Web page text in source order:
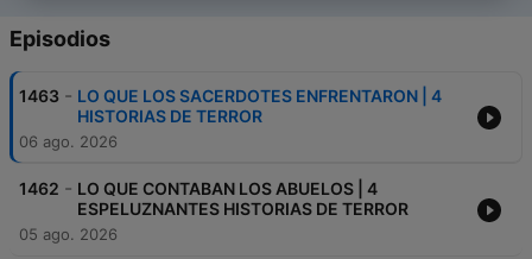
Episodios
1463 - LO QUE LOS SACERDOTES ENFRENTARON | 4
HISTORIAS DE TERROR
06 ago. 2026
1462 - LO QUE CONTABAN LOS ABUELOS | 4
ESPELUZNANTES HISTORIAS DE TERROR
05 ago. 2026